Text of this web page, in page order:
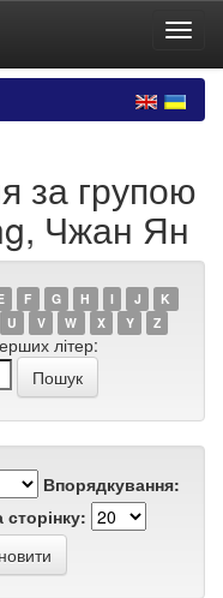
за групою
Чжан Ян
F G H I J
K
U V W X Y Z
літер:
Впорядкування: